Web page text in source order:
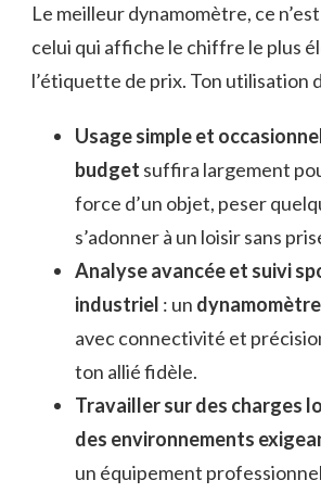
Le meilleur dynamomètre, ce
celui qui affiche le chiffre le plus
l’étiquette de prix. Ton utilisation
Usage simple et
budget suffira largement
force d’un objet, peser
s’adonner à un loisir sans
Analyse avancée et suivi
industriel : un
avec connectivité et
ton allié fidèle.
Travailler sur des charges
des environnements
un équipement